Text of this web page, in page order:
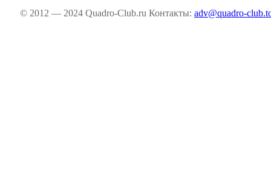
© 2012 — 2024 Quadro-Club.ru Контакты: adv@quadro-